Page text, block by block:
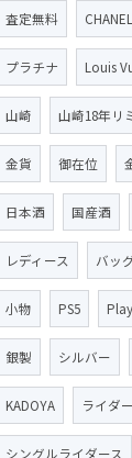
査定無料 CHANEL
プラチナ Louis
山崎 山崎18年リ
金貨 御在位
日本酒 国産酒
レディース バッ
小物 PS5
銀製 シルバー
KADOYA ライダ
シングルライダース